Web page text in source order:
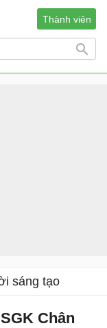
Thành viên
sáng tạo
Chân